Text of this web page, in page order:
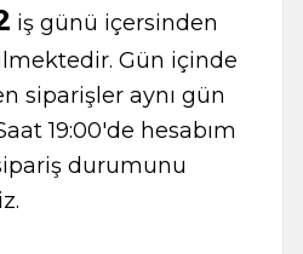
iş günü içersinden
Gün içinde
siparişler aynı gün
19:00'de hesabım
durumunu